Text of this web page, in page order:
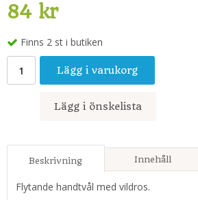
84 kr
Finns 2 st i butiken
Lägg i varukorg
Lägg i önskelista
Beskrivning Innehåll
Flytande handtvål med vildros.